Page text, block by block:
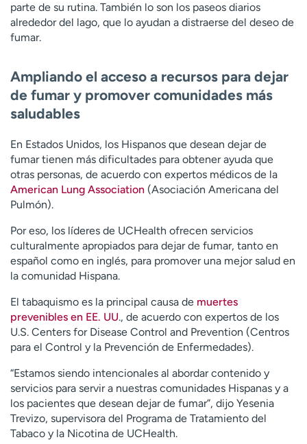
parte de su rutina. También lo son los paseos diarios
alrededor del lago, que lo ayudan a distraerse del deseo de
fumar.
Ampliando el acceso a recursos para dejar
de fumar y promover comunidades más
saludables
En Estados Unidos, los Hispanos que desean dejar de
fumar tienen más dificultades para obtener ayuda que
otras personas, de acuerdo con expertos médicos de la
American Lung Association (Asociación Americana del
Pulmón).
Por eso, los líderes de UCHealth ofrecen servicios
culturalmente apropiados para dejar de fumar, tanto en
español como en inglés, para promover una mejor salud en
la comunidad Hispana.
El tabaquismo es la principal causa de muertes
prevenibles en EE. UU., de acuerdo con expertos de los
U.S. Centers for Disease Control and Prevention (Centros
para el Control y la Prevención de Enfermedades).
“Estamos siendo intencionales al abordar contenido y
servicios para servir a nuestras comunidades Hispanas y a
los pacientes que desean dejar de fumar”, dijo Yesenia
Trevizo, supervisora del Programa de Tratamiento del
Tabaco y la Nicotina de UCHealth.